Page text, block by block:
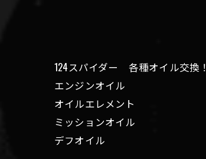
124スパイダー 各種オイル交換！
エンジンオイル
オイルエレメント
ミッションオイル
デフオイル